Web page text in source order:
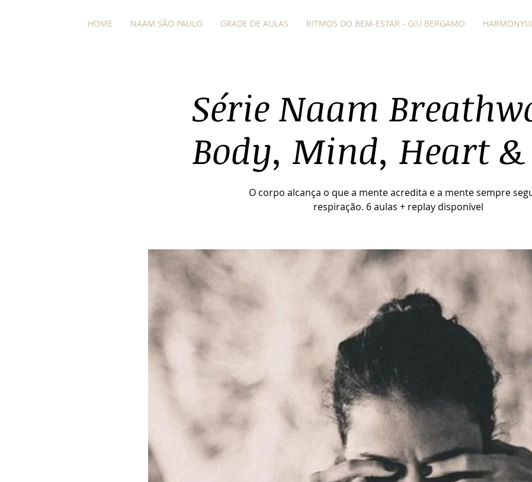
HOME NAAM SÃO PAULO GRADE DE AULAS RITMOS DO BEM-ESTAR - GIU BERGAMO
Série Naam
Body, Mind, Heart &
O corpo alcança o que a mente acredita e a mente sempre
respiração. 6 aulas + replay disponível